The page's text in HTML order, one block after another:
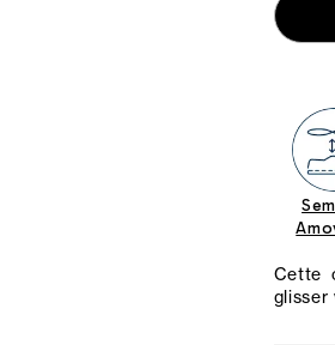
Cette
glisser